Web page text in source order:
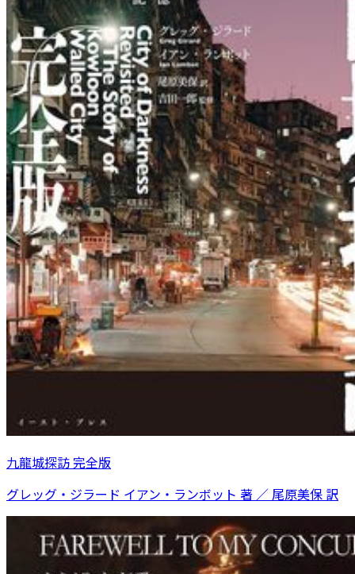
九龍城探訪 完全版
グレッグ・ジラード イアン・ランボット 著 ／ 尾原美保 訳